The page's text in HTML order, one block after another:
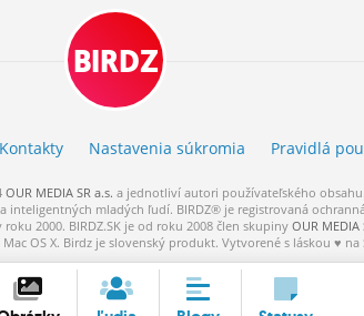
BIRDZ
Kontakty Nastavenia súkromia Pravidlá
OUR MEDIA SR a.s. a jednotliví autori používateľského obsahu.
inteligentných mladých ľudí. BIRDZ® je registrovaná
roku 2000. BIRDZ.SK je od roku 2008 člen skupiny OUR MEDIA
Mac OS X. Birdz je slovenský produkt. Vytvorené s láskou ♥ na